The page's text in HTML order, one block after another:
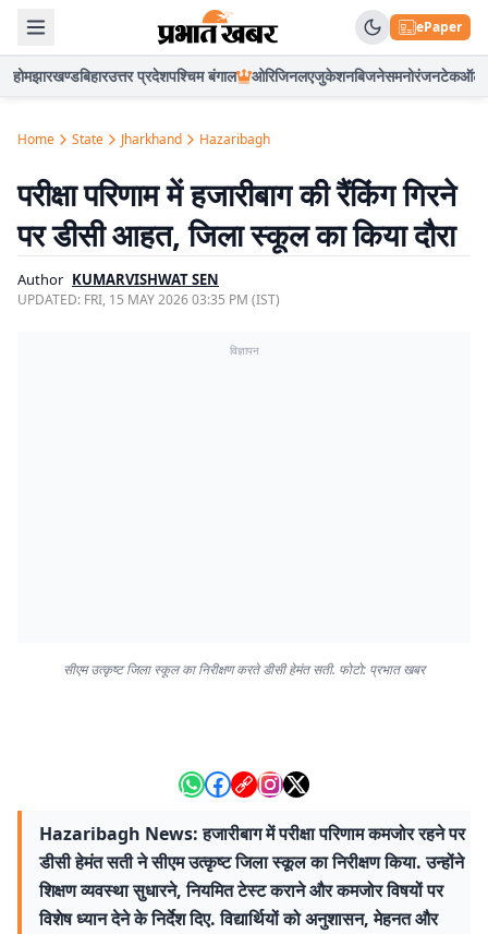
ePaper
होमझारखण्डबिहारउत्तर प्रदेशपश्चिम बंगाल ओरिजिनलएजुकेशनबिजनेसमनोरंजनटेकऑटो
Home State Jharkhand Hazaribagh
परीक्षा परिणाम में हजारीबाग की रैंकिंग गिरने
पर डीसी आहत, जिला स्कूल का किया दौरा
Author KUMARVISHWAT SEN
UPDATED: FRI, 15 MAY 2026 03:35 PM (IST)
विज्ञापन
सीएम उत्कृष्ट जिला स्कूल का निरीक्षण करते डीसी हेमंत सती. फोटो: प्रभात खबर
Hazaribagh News: हजारीबाग में परीक्षा परिणाम कमजोर रहने पर
डीसी हेमंत सती ने सीएम उत्कृष्ट जिला स्कूल का निरीक्षण किया. उन्होंने
शिक्षण व्यवस्था सुधारने, नियमित टेस्ट कराने और कमजोर विषयों पर
विशेष ध्यान देने के निर्देश दिए. विद्यार्थियों को अनुशासन, मेहनत और